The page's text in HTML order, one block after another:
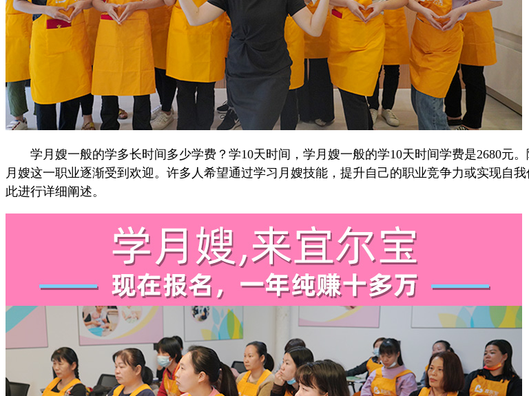
学月嫂一般的学多长时间多少学费？学10天时间，学月嫂一般的学10天时间学费是2680元
月嫂这一职业逐渐受到欢迎。许多人希望通过学习月嫂技能，提升自己的职业竞争力或实现自
此进行详细阐述。